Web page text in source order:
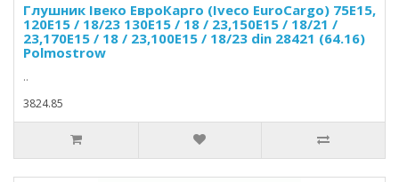
Глушник Івеко ЕвроКарго (Iveco EuroCargo) 75E15,
120E15 / 18/23 130E15 / 18 / 23,150E15 / 18/21 /
23,170E15 / 18 / 23,100E15 / 18/23 din 28421 (64.16)
Polmostrow
..
3824.85